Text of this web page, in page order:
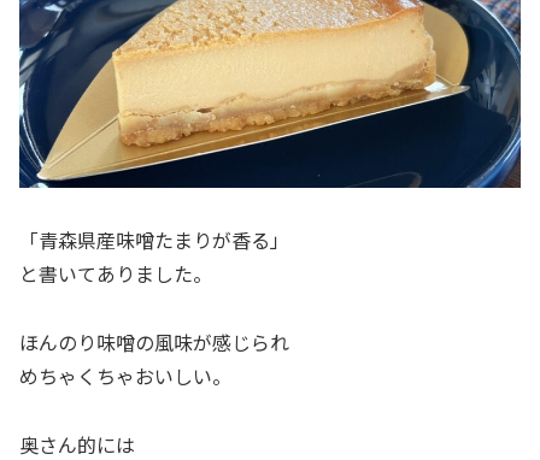
「青森県産味噌たまりが香る」
と書いてありました。
ほんのり味噌の風味が感じられ
めちゃくちゃおいしい。
奥さん的には